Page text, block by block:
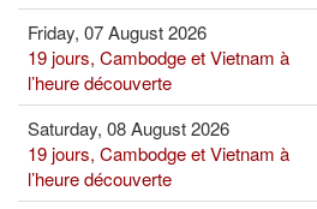
Friday, 07 August 2026
19 jours, Cambodge et Vietnam à
l’heure découverte
Saturday, 08 August 2026
19 jours, Cambodge et Vietnam à
l’heure découverte